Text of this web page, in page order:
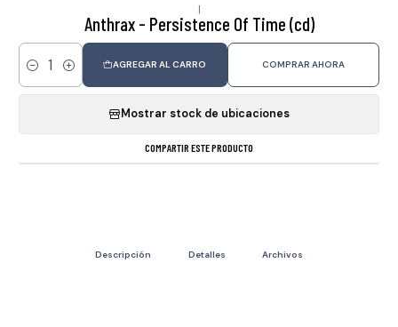
|
Anthrax - Persistence Of Time (cd)
Cantidad
AGREGAR AL CARRO COMPRAR AHORA
Mostrar stock de ubicaciones
COMPARTIR ESTE PRODUCTO
Descripción Detalles Archivos